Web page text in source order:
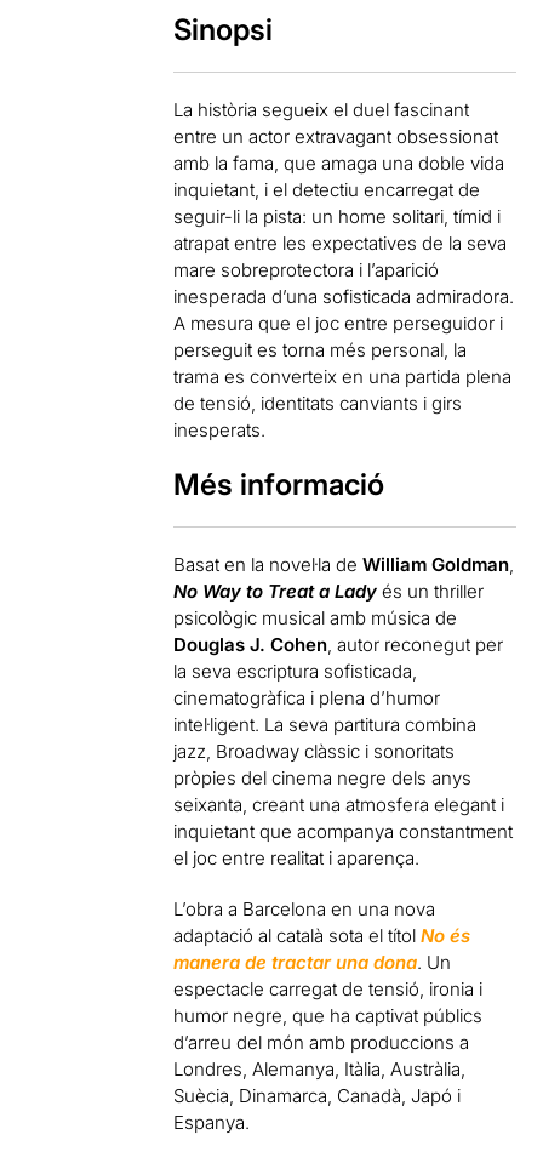
Sinopsi
La història segueix el duel fascinant
entre un actor extravagant obsessionat
amb la fama, que amaga una doble vida
inquietant, i el detectiu encarregat de
seguir-li la pista: un home solitari, tímid i
atrapat entre les expectatives de la seva
mare sobreprotectora i l’aparició
inesperada d’una sofisticada admiradora.
A mesura que el joc entre perseguidor i
perseguit es torna més personal, la
trama es converteix en una partida plena
de tensió, identitats canviants i girs
inesperats.
Més informació
Basat en la novel·la deWilliam Goldman,
No Way to Treat a Lady és un thriller
psicològic musical amb música de
Douglas J. Cohen, autor reconegut per
la seva escriptura sofisticada,
cinematogràfica i plena d’humor
intel·ligent. La seva partitura combina
jazz, Broadway clàssic i sonoritats
pròpies del cinema negre dels anys
seixanta, creant una atmosfera elegant i
inquietant que acompanya constantment
el joc entre realitat i aparença.
L’obra a Barcelona en una nova
adaptació al català sota el títolNo és
manera de tractar una dona. Un
espectacle carregat de tensió, ironia i
humor negre, que ha captivat públics
d’arreu del món amb produccions a
Londres, Alemanya, Itàlia, Austràlia,
Suècia, Dinamarca, Canadà, Japó i
Espanya.